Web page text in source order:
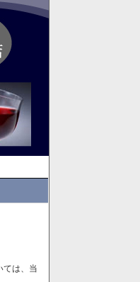
ては、当